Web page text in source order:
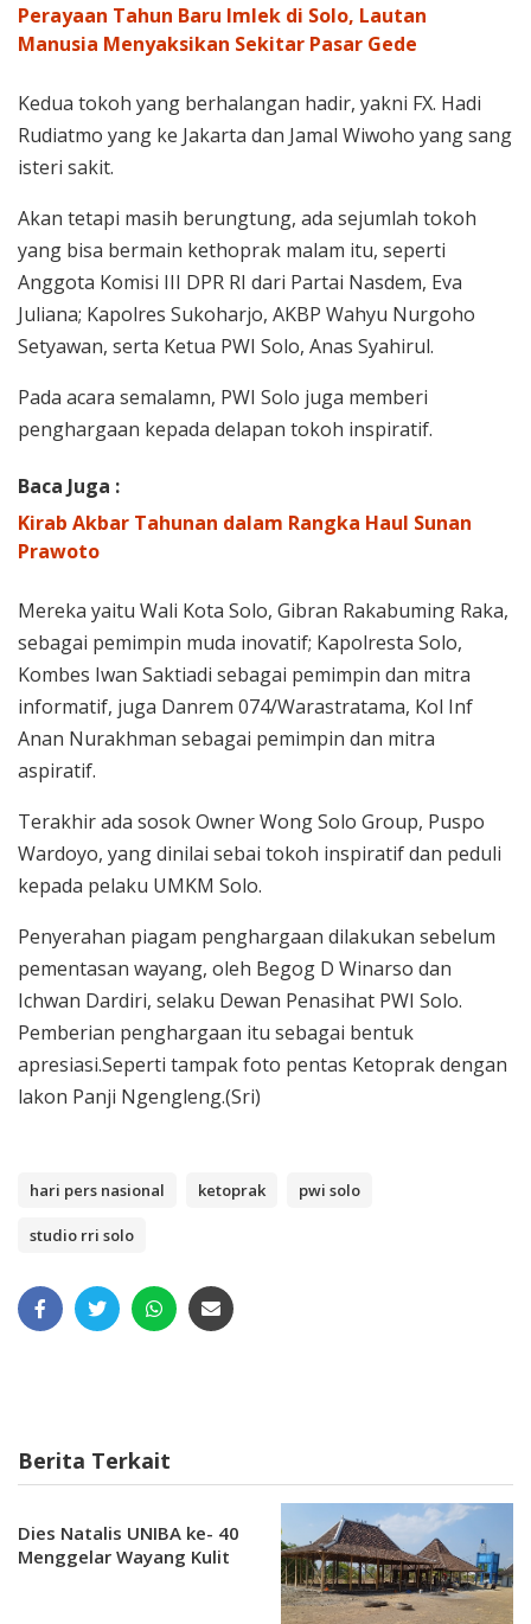
Perayaan Tahun Baru Imlek di Solo, Lautan
Manusia Menyaksikan Sekitar Pasar Gede
Kedua tokoh yang berhalangan hadir, yakni FX. Hadi
Rudiatmo yang ke Jakarta dan Jamal Wiwoho yang sang
isteri sakit.
Akan tetapi masih berungtung, ada sejumlah tokoh
yang bisa bermain kethoprak malam itu, seperti
Anggota Komisi III DPR RI dari Partai Nasdem, Eva
Juliana; Kapolres Sukoharjo, AKBP Wahyu Nurgoho
Setyawan, serta Ketua PWI Solo, Anas Syahirul.
Pada acara semalamn, PWI Solo juga memberi
penghargaan kepada delapan tokoh inspiratif.
Baca Juga :
Kirab Akbar Tahunan dalam Rangka Haul Sunan
Prawoto
Mereka yaitu Wali Kota Solo, Gibran Rakabuming Raka,
sebagai pemimpin muda inovatif; Kapolresta Solo,
Kombes Iwan Saktiadi sebagai pemimpin dan mitra
informatif, juga Danrem 074/Warastratama, Kol Inf
Anan Nurakhman sebagai pemimpin dan mitra
aspiratif.
Terakhir ada sosok Owner Wong Solo Group, Puspo
Wardoyo, yang dinilai sebai tokoh inspiratif dan peduli
kepada pelaku UMKM Solo.
Penyerahan piagam penghargaan dilakukan sebelum
pementasan wayang, oleh Begog D Winarso dan
Ichwan Dardiri, selaku Dewan Penasihat PWI Solo.
Pemberian penghargaan itu sebagai bentuk
apresiasi.Seperti tampak foto pentas Ketoprak dengan
lakon Panji Ngengleng.(Sri)
hari pers nasional ketoprak pwi solo
studio rri solo
Berita Terkait
Dies Natalis UNIBA ke- 40
Menggelar Wayang Kulit